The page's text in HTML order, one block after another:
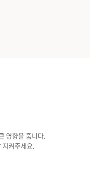
영향을 줍니다.
지켜주세요.